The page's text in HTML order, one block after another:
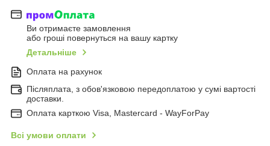
Ви отримаєте замовлення
або гроші повернуться на вашу картку
Детальніше
Оплата на рахунок
Післяплата, з обов'язковою передоплатою у сумі вартості
доставки.
Оплата карткою Visa, Mastercard - WayForPay
Всі умови оплати